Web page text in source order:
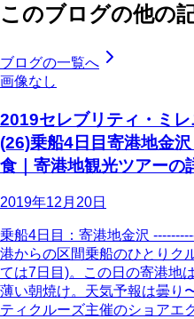
このブログの他の
ブログの一覧へ
画像なし
2019セレブリティ・ミ
(26)乗船4日目寄港地金
食｜寄港地観光ツアーの
2019年12月20日
乗船4日目：寄港地金沢
港からの区間乗船のひとりク
ては7日目)。この日の寄港地
薄い朝焼け。天気予報は曇り
ティクルーズ主催のショアエ